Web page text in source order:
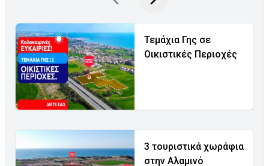
Τεμάχια Γης σε
Οικιστικές Περιοχές
3 τουριστικά χωράφια
στην Αλαμινό